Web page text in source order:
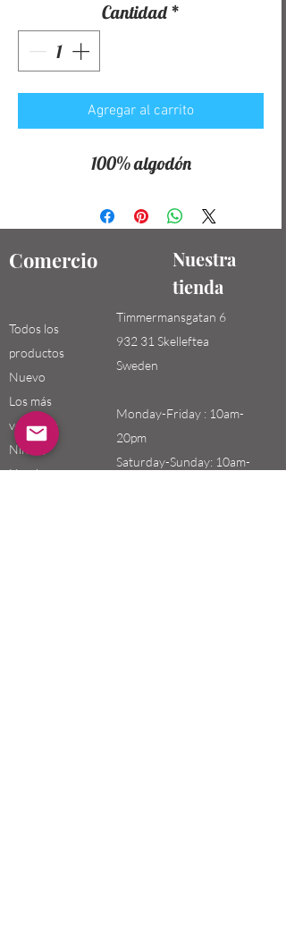
Cantidad *
Agregar al carrito
100% algodón
Comercio
Nuestra
tienda
Todos los
productos
Nuevo
Los más
vendidos
Niños /
Hombres
Timmermansgatan 6
932 31 Skelleftea
Sweden
Monday-Friday : 10am-
20pm
Saturday-Sunday: 10am-